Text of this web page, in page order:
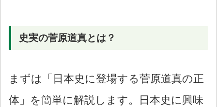
史実の菅原道真とは？
まずは「日本史に登場する菅原道真の正
体」を簡単に解説します。日本史に興味